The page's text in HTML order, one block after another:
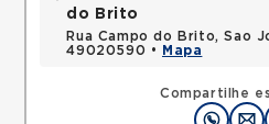
Compartilhe
do Brito
Rua Campo do Brito, Sao
49020590 •
Mapa